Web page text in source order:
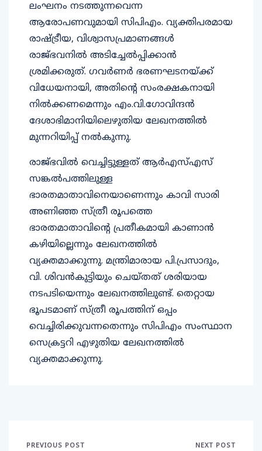
ലംഘനം നടത്തുന്നവെന്ന
ആരോപണവുമായി സിപിഎം. വ്യക്തിപരമായ
രാഷ്ട്രീയ, വിശ്വാസപ്രമാണങ്ങള്‍
രാജ്ഭവനില്‍ അടിച്ചേല്‍പ്പിക്കാന്‍
ശ്രമിക്കരുത്. ഗവര്‍ണര്‍ ഭരണഘടനയ്ക്ക്
വിധേയനായി, അതിന്റെ സംരക്ഷകനായി
നില്‍ക്കണമെന്നും എം.വി.ഗോവിന്ദന്‍
ദേശാഭിമാനിയിലെഴുതിയ ലേഖനത്തില്‍
മുന്നറിയിപ്പ് നല്‍കുന്നു.
രാജ്ഭവില്‍ വെച്ചിട്ടുള്ളത് ആര്‍എസ്എസ്
സങ്കല്‍പത്തിലുള്ള
ഭാരതമാതാവിനെയാണെന്നും കാവി സാരി
അണിഞ്ഞ സ്ത്രീ രൂപത്തെ
ഭാരതമാതാവിന്റെ പ്രതീകമായി കാണാന്‍
കഴിയില്ലെന്നും ലേഖനത്തില്‍
വ്യക്തമാക്കുന്നു. മന്ത്രിമാരായ പി.പ്രസാദും,
വി. ശിവന്‍കുട്ടിയും ചെയ്തത് ശരിയായ
നടപടിയെന്നും ലേഖനത്തിലുണ്ട്. തെറ്റായ
ഭൂപടമാണ് സ്ത്രീ രൂപത്തിന് ഒപ്പം
വെച്ചിരിക്കുവന്നതെന്നും സിപിഎം സംസ്ഥാന
സെക്രട്ടറി എഴുതിയ ലേഖനത്തില്‍
വ്യക്തമാക്കുന്നു.
PREVIOUS POST NEXT POST